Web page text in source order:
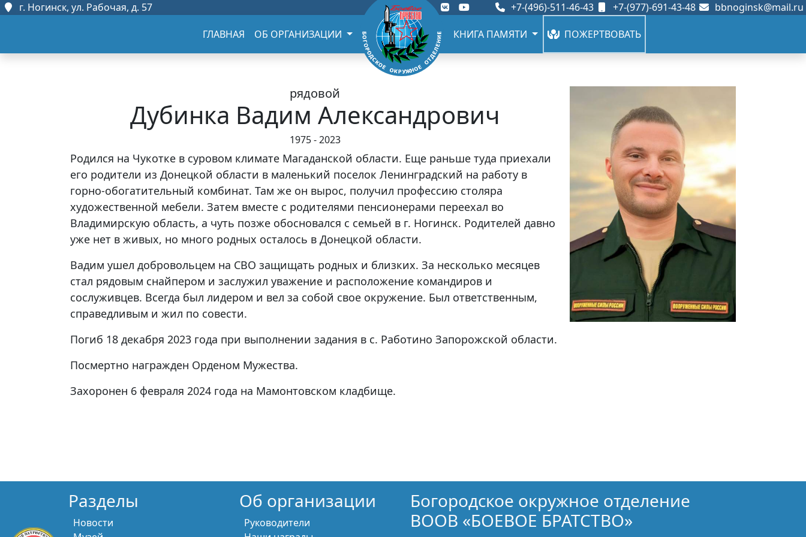
г. Ногинск, ул. Рабочая, д. 57 +7-(496)-511-46-43 +7-(977)-691-43-48 bbnoginsk@mail.ru
ГЛАВНАЯ ОБ ОРГАНИЗАЦИИ КНИГА ПАМЯТИ ПОЖЕРТВОВАТЬ
рядовой
Дубинка Вадим Александрович
1975 - 2023
Родился на Чукотке в суровом климате Магаданской области. Еще раньше туда приехали
его родители из Донецкой области в маленький поселок Ленинградский на работу в
горно-обогатительный комбинат. Там же он вырос, получил профессию столяра
художественной мебели. Затем вместе с родителями пенсионерами переехал во
Владимирскую область, а чуть позже обосновался с семьей в г. Ногинск. Родителей давно
уже нет в живых, но много родных осталось в Донецкой области.
Вадим ушел добровольцем на СВО защищать родных и близких. За несколько месяцев
стал рядовым снайпером и заслужил уважение и расположение командиров и
сослуживцев. Всегда был лидером и вел за собой свое окружение. Был ответственным,
справедливым и жил по совести.
Погиб 18 декабря 2023 года при выполнении задания в с. Работино Запорожской области.
Посмертно награжден Орденом Мужества.
Захоронен 6 февраля 2024 года на Мамонтовском кладбище.
Разделы
Новости
Об организации
Руководители
Богородское окружное отделение
ВООВ «БОЕВОЕ БРАТСТВО»